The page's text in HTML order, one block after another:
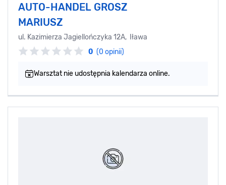
AUTO-HANDEL GROSZ
MARIUSZ
ul. Kazimierza Jagiellończyka 12A, Iława
0 (0 opinii)
Warsztat nie udostępnia kalendarza online.